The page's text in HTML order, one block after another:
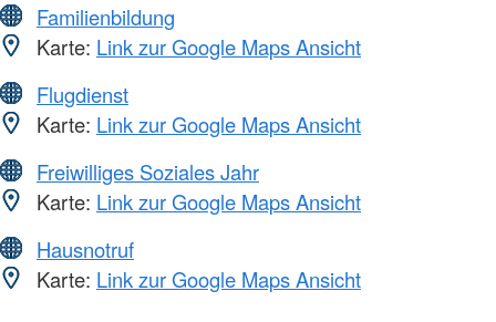
Familienbildung
Karte: Link zur Google Maps Ansicht
Flugdienst
Karte: Link zur Google Maps Ansicht
Freiwilliges Soziales Jahr
Karte: Link zur Google Maps Ansicht
Hausnotruf
Karte: Link zur Google Maps Ansicht